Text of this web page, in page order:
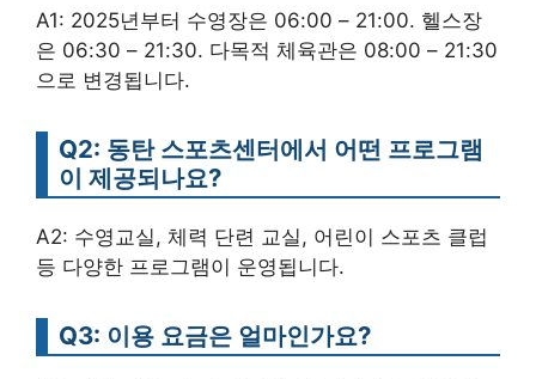
A1: 2025년부터 수영장은 06:00 – 21:00. 헬스장
은 06:30 – 21:30. 다목적 체육관은 08:00 – 21:30
으로 변경됩니다.
Q2: 동탄 스포츠센터에서 어떤 프로그램
이 제공되나요?
A2: 수영교실, 체력 단련 교실, 어린이 스포츠 클럽
등 다양한 프로그램이 운영됩니다.
Q3: 이용 요금은 얼마인가요?